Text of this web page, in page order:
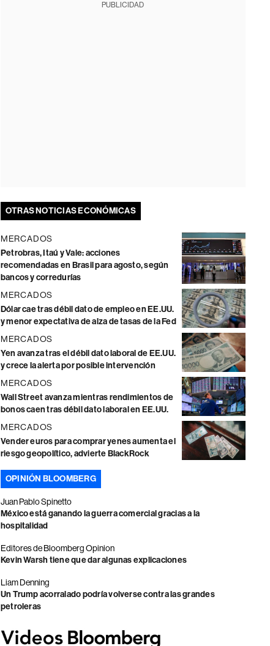
PUBLICIDAD
OTRAS NOTICIAS ECONÓMICAS
MERCADOS
Petrobras, Itaú y Vale: acciones
recomendadas en Brasil para agosto, según
bancos y corredurías
MERCADOS
Dólar cae tras débil dato de empleo en EE.UU.
y menor expectativa de alza de tasas de la Fed
MERCADOS
Yen avanza tras el débil dato laboral de EE.UU.
y crece la alerta por posible intervención
MERCADOS
Wall Street avanza mientras rendimientos de
bonos caen tras débil dato laboral en EE.UU.
MERCADOS
Vender euros para comprar yenes aumenta el
riesgo geopolítico, advierte BlackRock
OPINIÓN BLOOMBERG
Juan Pablo Spinetto
México está ganando la guerra comercial gracias a la
hospitalidad
Editores de Bloomberg Opinion
Kevin Warsh tiene que dar algunas explicaciones
Liam Denning
Un Trump acorralado podría volverse contra las grandes
petroleras